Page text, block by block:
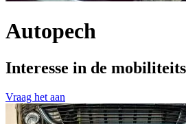
Autopech
Interesse in de
Vraag het aan